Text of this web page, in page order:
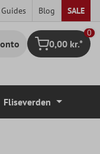
Blog SALE
Indkøbskurv
0
0,00 kr.*
Fliseverden